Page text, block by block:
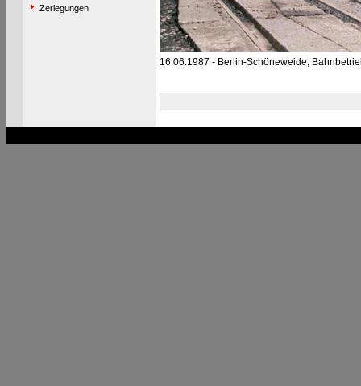
Zerlegungen
16.06.1987 - Berlin-Schöneweide,